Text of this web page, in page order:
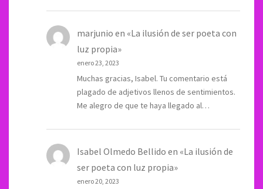
marjunio en «La ilusión de ser poeta con
luz propia»
enero 23, 2023
Muchas gracias, Isabel. Tu comentario está
plagado de adjetivos llenos de sentimientos.
Me alegro de que te haya llegado al…
Isabel Olmedo Bellido en «La ilusión de
ser poeta con luz propia»
enero 20, 2023